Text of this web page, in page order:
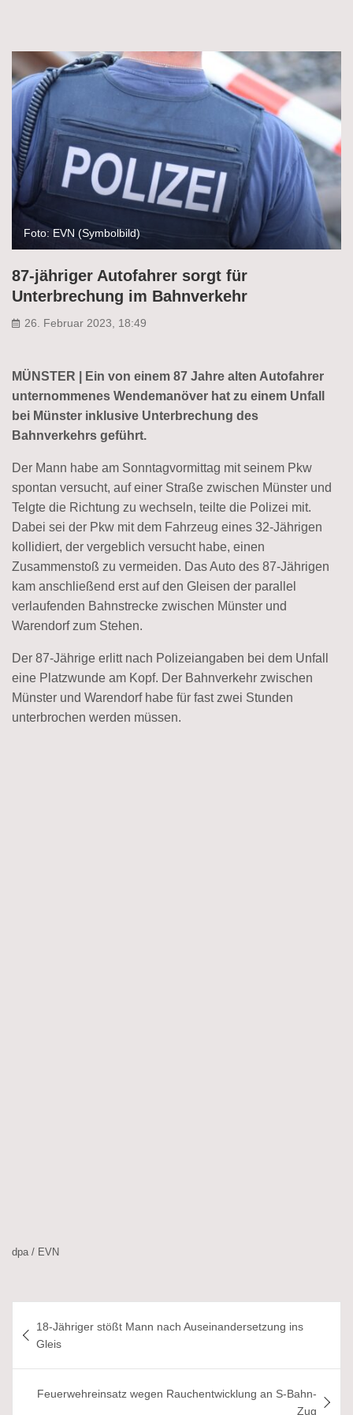
Foto: EVN (Symbolbild)
87-jähriger Autofahrer sorgt für
Unterbrechung im Bahnverkehr
26. Februar 2023, 18:49
MÜNSTER | Ein von einem 87 Jahre alten Autofahrer
unternommenes Wendemanöver hat zu einem Unfall
bei Münster inklusive Unterbrechung des
Bahnverkehrs geführt.
Der Mann habe am Sonntagvormittag mit seinem Pkw
spontan versucht, auf einer Straße zwischen Münster und
Telgte die Richtung zu wechseln, teilte die Polizei mit.
Dabei sei der Pkw mit dem Fahrzeug eines 32-Jährigen
kollidiert, der vergeblich versucht habe, einen
Zusammenstoß zu vermeiden. Das Auto des 87-Jährigen
kam anschließend erst auf den Gleisen der parallel
verlaufenden Bahnstrecke zwischen Münster und
Warendorf zum Stehen.
Der 87-Jährige erlitt nach Polizeiangaben bei dem Unfall
eine Platzwunde am Kopf. Der Bahnverkehr zwischen
Münster und Warendorf habe für fast zwei Stunden
unterbrochen werden müssen.
dpa / EVN
18-Jähriger stößt Mann nach Auseinandersetzung ins
Gleis
Feuerwehreinsatz wegen Rauchentwicklung an S-Bahn-
Zug